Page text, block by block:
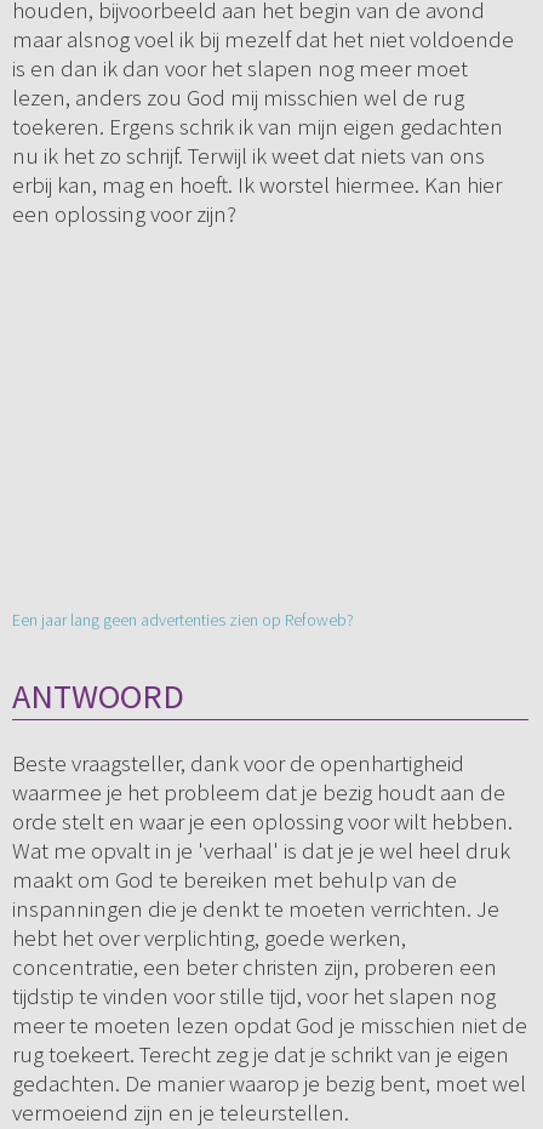
houden, bijvoorbeeld aan het begin van de avond
maar alsnog voel ik bij mezelf dat het niet voldoende
is en dan ik dan voor het slapen nog meer moet
lezen, anders zou God mij misschien wel de rug
toekeren. Ergens schrik ik van mijn eigen gedachten
nu ik het zo schrijf. Terwijl ik weet dat niets van ons
erbij kan, mag en hoeft. Ik worstel hiermee. Kan hier
een oplossing voor zijn?
Een jaar lang geen advertenties zien op Refoweb?
ANTWOORD
Beste vraagsteller, dank voor de openhartigheid
waarmee je het probleem dat je bezig houdt aan de
orde stelt en waar je een oplossing voor wilt hebben.
Wat me opvalt in je 'verhaal' is dat je je wel heel druk
maakt om God te bereiken met behulp van de
inspanningen die je denkt te moeten verrichten. Je
hebt het over verplichting, goede werken,
concentratie, een beter christen zijn, proberen een
tijdstip te vinden voor stille tijd, voor het slapen nog
meer te moeten lezen opdat God je misschien niet de
rug toekeert. Terecht zeg je dat je schrikt van je eigen
gedachten. De manier waarop je bezig bent, moet wel
vermoeiend zijn en je teleurstellen.